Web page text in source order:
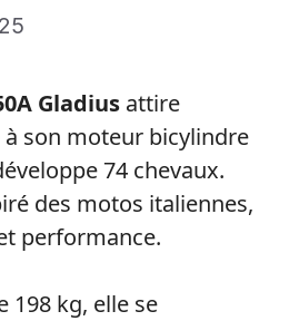
Gladius attire
à son moteur bicylindre
74 chevaux.
des motos italiennes,
performance.
198 kg, elle se